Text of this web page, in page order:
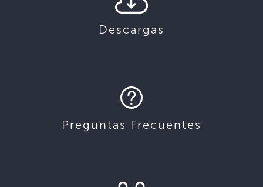
Descargas
Preguntas Frecuentes